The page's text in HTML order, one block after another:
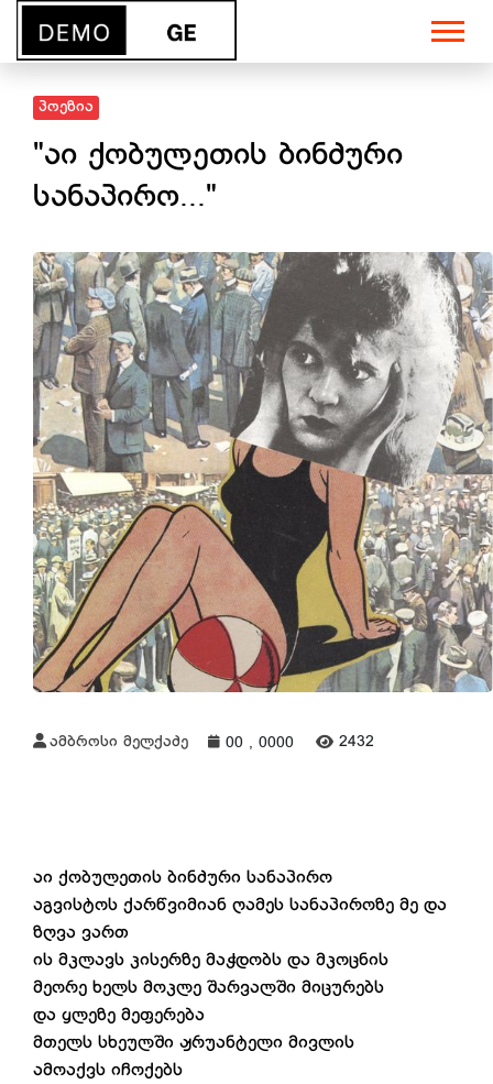
პოეზია
"აი ქობულეთის ბინძური
სანაპირო..."
ამბროსი მელქაძე 00 , 0000 2432
აი ქობულეთის ბინძური სანაპირო
აგვისტოს ქარწვიმიან ღამეს სანაპიროზე მე და
ზღვა ვართ
ის მკლავს კისერზე მაჭდობს და მკოცნის
მეორე ხელს მოკლე შარვალში მიცურებს
და ყლეზე მეფერება
მთელს სხეულში ჟრუანტელი მივლის
ამოაქვს იჩოქებს